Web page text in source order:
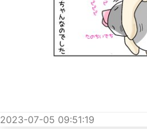
2023-07-05 09:51:19